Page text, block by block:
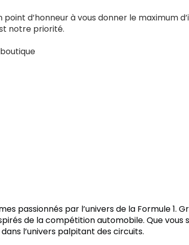
point d’honneur à vous donner le
notre priorité.
passionnés par l’univers de la Formule 1.
de la compétition automobile. Que
l’univers palpitant des circuits.